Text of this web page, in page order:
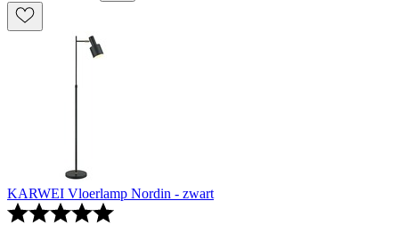
KARWEI Vloerlamp Nordin - zwart